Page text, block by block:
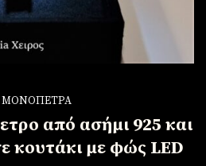
ΜΟΝΌΠΕΤΡΑ
από ασήμι 925 και
κουτάκι με φώς LED